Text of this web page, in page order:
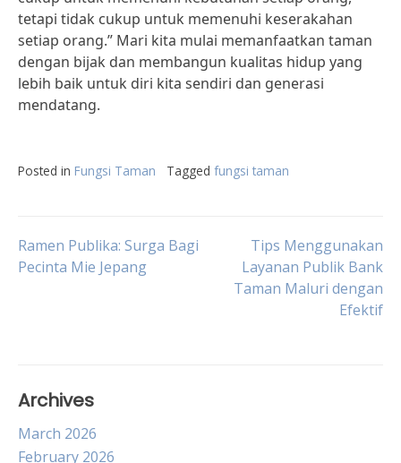
tetapi tidak cukup untuk memenuhi keserakahan
setiap orang.” Mari kita mulai memanfaatkan taman
dengan bijak dan membangun kualitas hidup yang
lebih baik untuk diri kita sendiri dan generasi
mendatang.
Posted in Fungsi Taman Tagged fungsi taman
Post
Ramen Publika: Surga Bagi
Pecinta Mie Jepang
Tips Menggunakan
Layanan Publik Bank
Taman Maluri dengan
Efektif
Archives
March 2026
February 2026